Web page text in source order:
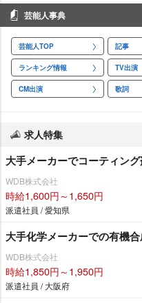
芸能人事典
芸能人TOP 記事
ランキング情報 TV出演
CM出演 歌詞
求人特集
大手メーカーでコーティン
WDB株式会社
時給1,600円～1,650円
派遣社員 / 愛知県
大手化学メーカーでの有機
WDB株式会社
時給1,850円～1,950円
派遣社員 / 大阪府